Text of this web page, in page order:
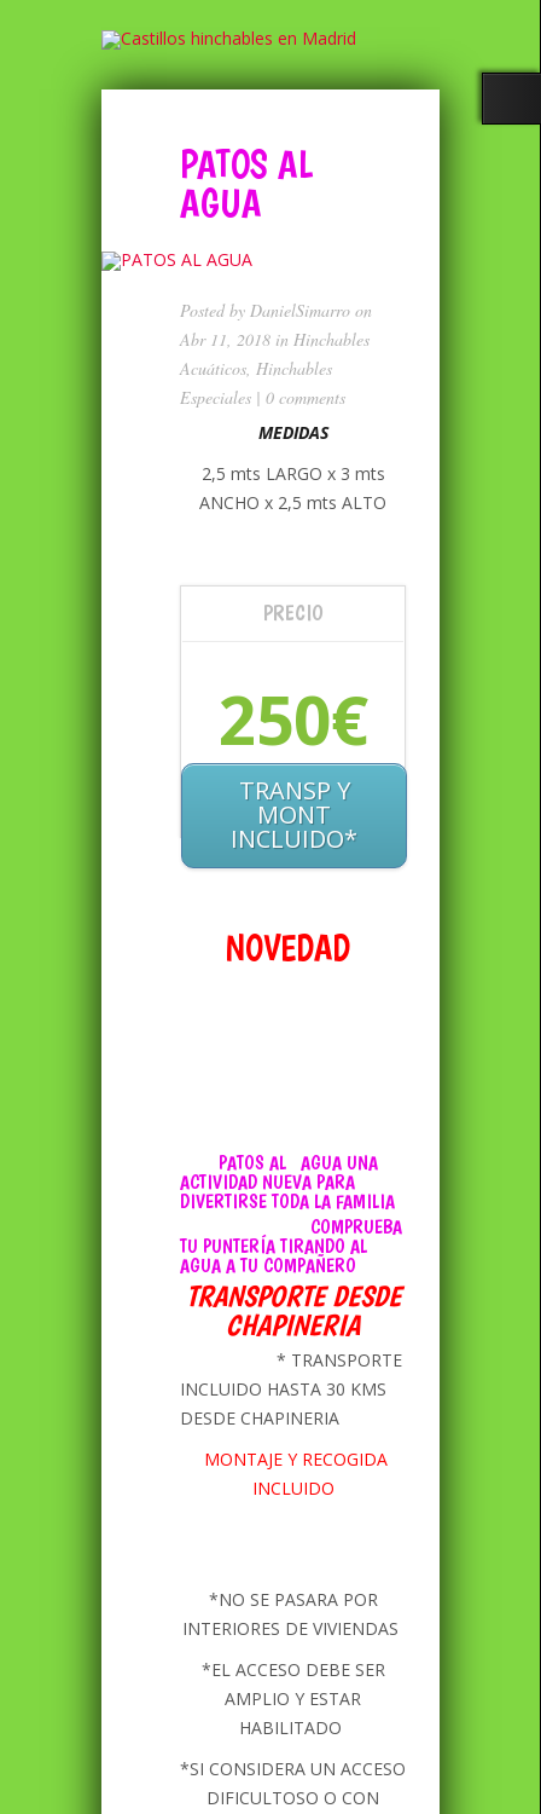
PATOS AL
AGUA
Posted by DanielSimarro on
Abr 11, 2018 in Hinchables
Acuáticos, Hinchables
Especiales | 0 comments
MEDIDAS
2,5 mts LARGO x 3 mts
ANCHO x 2,5 mts ALTO
PRECIO
250€
TRANSP Y
MONT
INCLUIDO*
NOVEDAD
PATOS AL AGUA UNA
ACTIVIDAD NUEVA PARA
DIVERTIRSE TODA LA FAMILIA
COMPRUEBA
TU PUNTERÍA TIRANDO AL
AGUA A TU COMPAÑERO
TRANSPORTE DESDE
CHAPINERIA
* TRANSPORTE
INCLUIDO HASTA 30 KMS
DESDE CHAPINERIA
MONTAJE Y RECOGIDA
INCLUIDO
*NO SE PASARA POR
INTERIORES DE VIVIENDAS
*EL ACCESO DEBE SER
AMPLIO Y ESTAR
HABILITADO
*SI CONSIDERA UN ACCESO
DIFICULTOSO O CON